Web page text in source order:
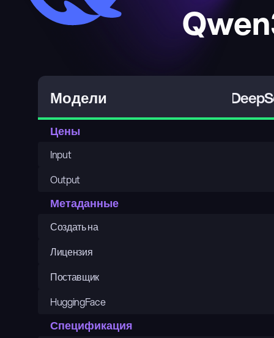
Модели
Цены
Input
Output
Метаданные
Создать на
Лицензия
Поставщик
HuggingFace
Спецификация